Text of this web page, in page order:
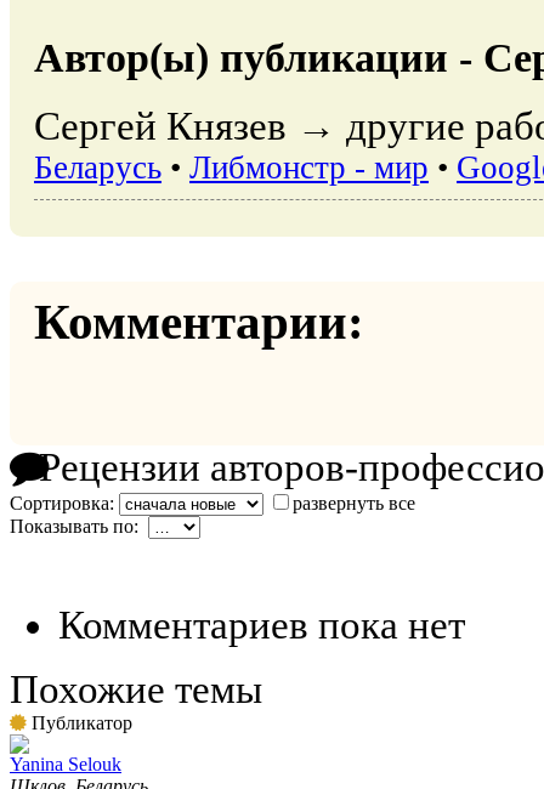
Автор(ы) публикации -
Сергей Князев → другие
Беларусь • Либмонстр - мир •
Комментарии:
Рецензии авторов-
Сортировка:
развернуть все
Показывать по:
Комментариев пока нет
Похожие темы
Публикатор
Yanina Selouk